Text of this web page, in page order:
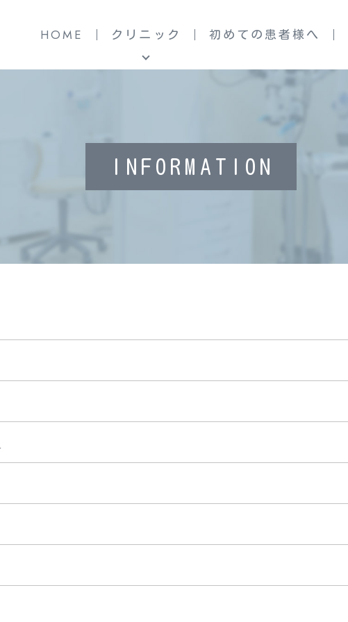
HOME クリニック
ドクター・スタッフ紹介
初めての患者様へ
虫歯治療
歯周病治療
子どもの矯正治療
INFORMATION